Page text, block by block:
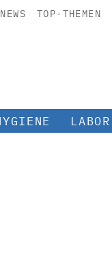
NEWS TOP-THEMEN
LABOR